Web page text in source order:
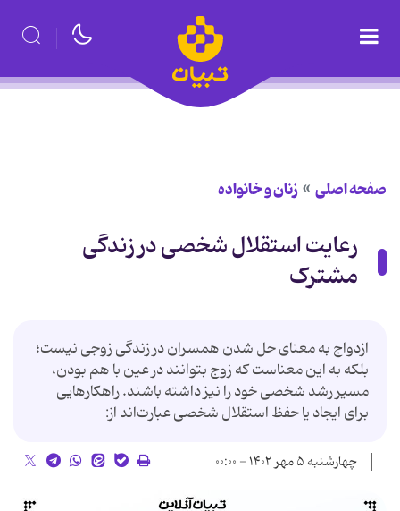
صفحه اصلی زنان و خانواده
رعایت استقلال شخصی در زندگی
مشترک
ازدواج به معنای حل شدن همسران در زندگی زوجی نیست؛
بلکه به این معناست که زوج بتوانند در عین با هم بودن،
مسیر رشد شخصی خود را نیز داشته باشند. راهکارهایی
برای ایجاد یا حفظ استقلال شخصی عبارت‌اند از:
چهارشنبه ۵ مهر ۱۴۰۲ - ۰۰:۰۰